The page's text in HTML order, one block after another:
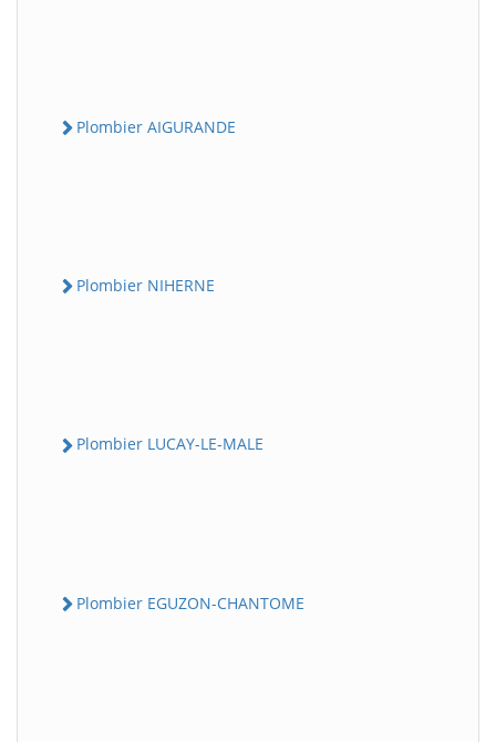
Plombier AIGURANDE
Plombier NIHERNE
Plombier LUCAY-LE-MALE
Plombier EGUZON-CHANTOME